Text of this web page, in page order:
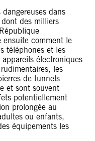
dans
des milliers
ensuite comment le
téléphones et les
électroniques
les
de tunnels
et sont souvent
potentiellement
prolongée au
ou enfants,
équipements les